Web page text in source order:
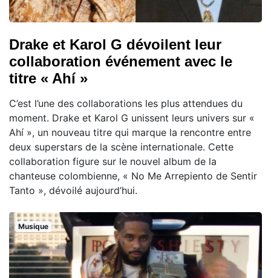
Drake et Karol G dévoilent leur
collaboration événement avec le
titre « Ahí »
C’est l’une des collaborations les plus attendues du
moment. Drake et Karol G unissent leurs univers sur «
Ahí », un nouveau titre qui marque la rencontre entre
deux superstars de la scène internationale. Cette
collaboration figure sur le nouvel album de la
chanteuse colombienne, « No Me Arrepiento de Sentir
Tanto », dévoilé aujourd’hui.
Musique